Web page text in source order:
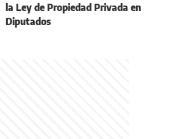
la Ley de Propiedad Privada en
Diputados